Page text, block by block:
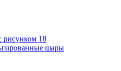
рисунком 18
шары